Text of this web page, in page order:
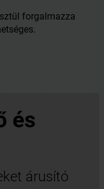
forgalmazza
és
árusító